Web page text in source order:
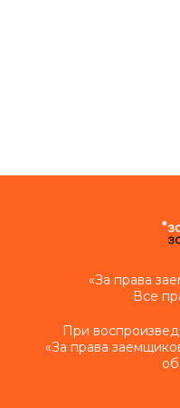
«За права
Все
При
«За права